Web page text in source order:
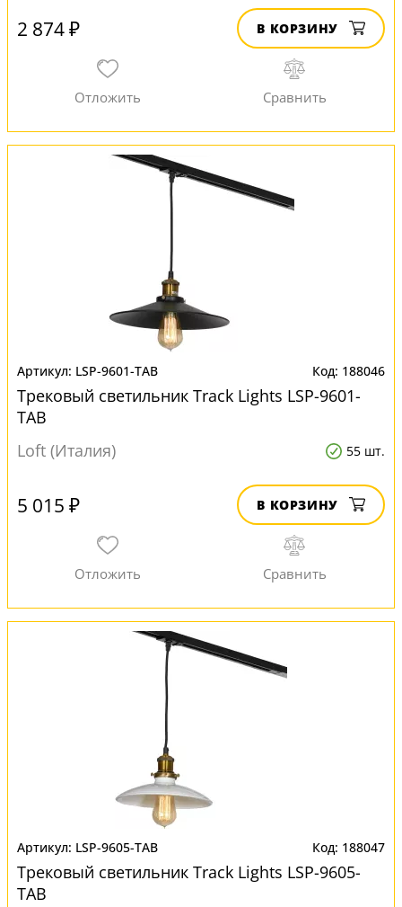
2 874 ₽ В КОРЗИНУ
LSP-9601-TAB 188046
Трековый светильник Track Lights LSP-9601-
TAB
Loft (Италия)
55 шт.
5 015 ₽ В КОРЗИНУ
LSP-9605-TAB 188047
Трековый светильник Track Lights LSP-9605-
TAB